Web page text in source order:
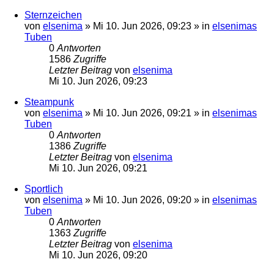
Sternzeichen
von elsenima » Mi 10. Jun 2026, 09:23 » in elsenimas
Tuben
0 Antworten
1586 Zugriffe
Letzter Beitrag von elsenima
Mi 10. Jun 2026, 09:23
Steampunk
von elsenima » Mi 10. Jun 2026, 09:21 » in elsenimas
Tuben
0 Antworten
1386 Zugriffe
Letzter Beitrag von elsenima
Mi 10. Jun 2026, 09:21
Sportlich
von elsenima » Mi 10. Jun 2026, 09:20 » in elsenimas
Tuben
0 Antworten
1363 Zugriffe
Letzter Beitrag von elsenima
Mi 10. Jun 2026, 09:20